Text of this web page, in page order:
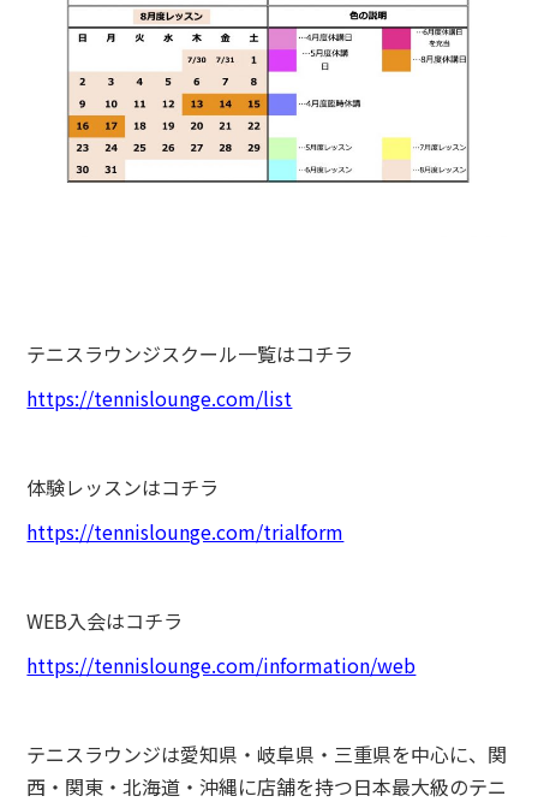
テニスラウンジスクール一覧はコチラ
https://tennislounge.com/list
体験レッスンはコチラ
https://tennislounge.com/trialform
WEB入会はコチラ
https://tennislounge.com/information/web
テニスラウンジは愛知県・岐阜県・三重県を中心に、関
西・関東・北海道・沖縄に店舗を持つ日本最大級のテニ